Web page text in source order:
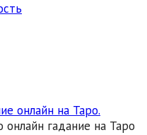
онлайн на Таро.
гадание на Таро